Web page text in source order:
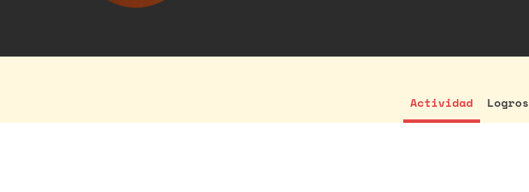
Actividad Logros